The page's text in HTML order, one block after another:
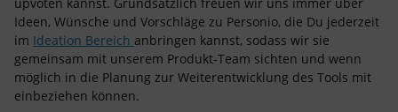
Ideen, Wünsche und Vorschläge zu Personio, die Du jederzeit
im Ideation Bereich anbringen kannst, sodass wir sie
gemeinsam mit unserem Produkt-Team sichten und wenn
möglich in die Planung zur Weiterentwicklung des Tools mit
einbeziehen können.